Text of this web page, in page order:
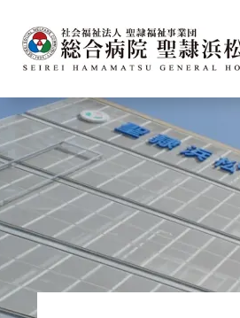
ル
ナ
ビ
ゲ
ー
シ
ョ
ン
へ
へ